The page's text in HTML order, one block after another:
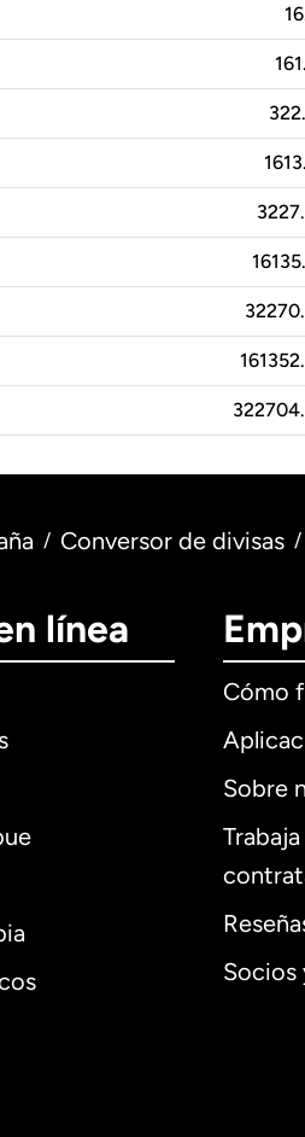
/ Conversor de divisas /
línea
Cómo
Sobre
Socios